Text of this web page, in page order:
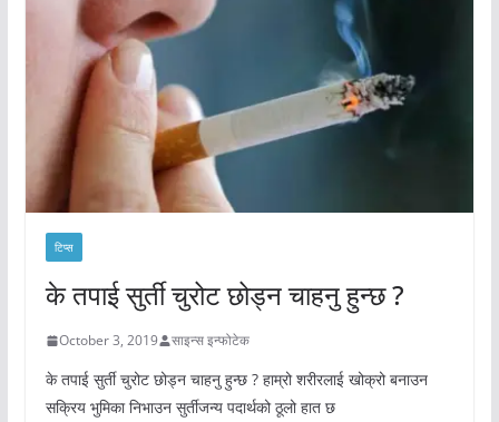
टिप्स
के तपाई सुर्ती चुरोट छोड्न चाहनु हुन्छ ?
October 3, 2019 साइन्स इन्फोटेक
के तपाई सुर्ती चुरोट छोड्न चाहनु हुन्छ ? हाम्रो शरीरलाई खोक्रो बनाउन
सक्रिय भुमिका निभाउन सुर्तीजन्य पदार्थको ठूलो हात छ